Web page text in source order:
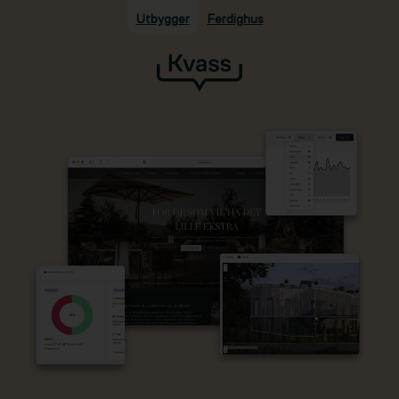
Hopp til hovedinnhold
Utbygger Ferdighus